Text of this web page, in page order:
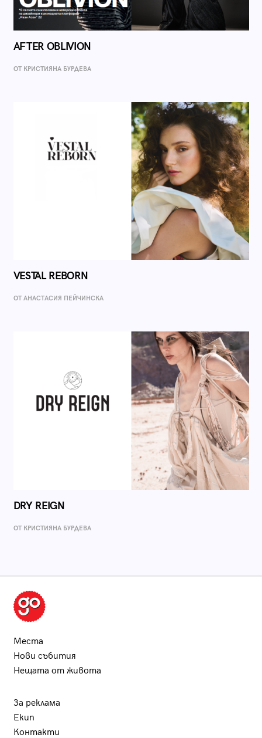
AFTER OBLIVION
ОТ КРИСТИЯНА БУРДЕВА
VESTAL REBORN
ОТ AНАСТАСИЯ ПЕЙЧИНСКА
DRY REIGN
ОТ КРИСТИЯНА БУРДЕВА
Места
Нови събития
Нещата от живота
За реклама
Екип
Контакти